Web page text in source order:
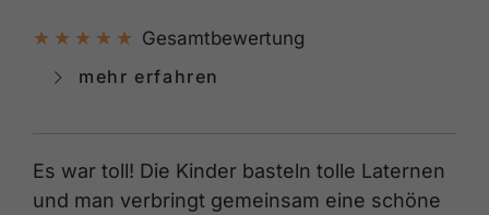
Gesamtbewertung
mehr erfahren
Es war toll! Die Kinder basteln tolle Laternen
und man verbringt gemeinsam eine schöne